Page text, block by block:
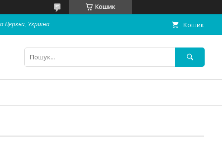
Кошик
Церква, Україна Кошик